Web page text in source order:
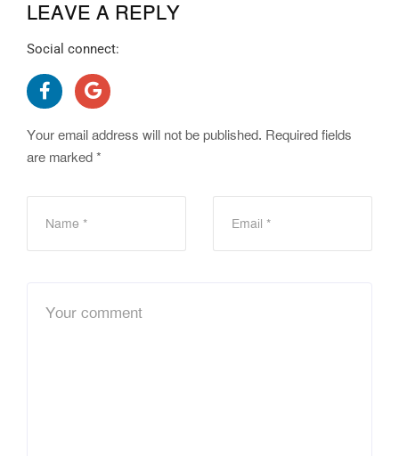
LEAVE A REPLY
Social connect:
Your email address will not be published. Required fields
are marked *